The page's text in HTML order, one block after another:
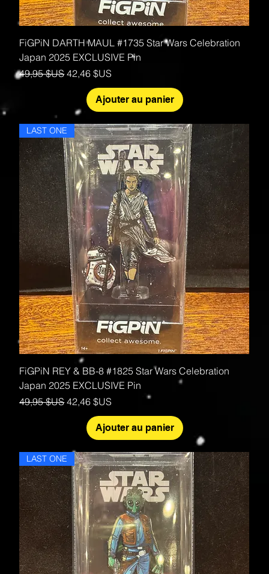
FiGPiN DARTH MAUL #1735 Star Wars Celebration
Japan 2025 EXCLUSIVE Pin
Prix original
49,95 $USPrix promotionnel
42,46 $US
Ajouter au panier
LAST ONE
FiGPiN REY & BB-8 #1825 Star Wars Celebration
Japan 2025 EXCLUSIVE Pin
Prix original
49,95 $USPrix promotionnel
42,46 $US
Ajouter au panier
LAST ONE